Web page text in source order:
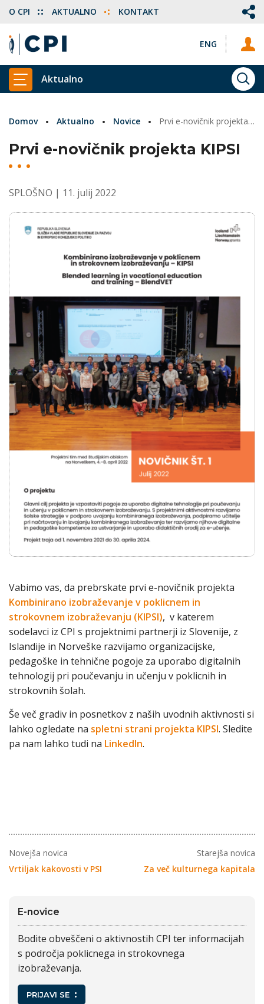
ENG
O CPI AKTUALNO KONTAKT
PRIKAŽI GLAVNI MENI
Aktualno
Domov Aktualno Novice Prvi e-novičnik projekta KIPSI
Prvi e-novičnik projekta KIPSI
SPLOŠNO | 11. julij 2022
Vabimo vas, da prebrskate prvi e-novičnik projekta
Kombinirano izobraževanje v poklicnem in
strokovnem izobraževanju (KIPSI), v katerem
sodelavci iz CPI s projektnimi partnerji iz Slovenije, z
Islandije in Norveške razvijamo organizacijske,
pedagoške in tehnične pogoje za uporabo digitalnih
tehnologij pri poučevanju in učenju v poklicnih in
strokovnih šolah.
Še več gradiv in posnetkov z naših uvodnih aktivnosti si
lahko ogledate na spletni strani projekta KIPSI. Sledite
pa nam lahko tudi na LinkedIn.
Novejša novica
Vrtiljak kakovosti v PSI
Starejša novica
Za več kulturnega kapitala
E-novice
Bodite obveščeni o aktivnostih CPI ter informacijah
s področja poklicnega in strokovnega
izobraževanja.
PRIJAVI SE